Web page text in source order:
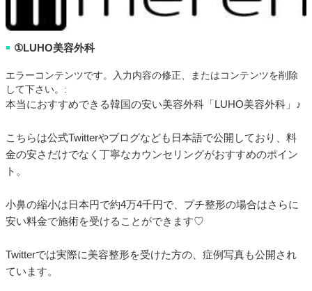
■ ①LUHO美容外科
エラーコンテンツです。入力内容の修正、またはコンテンツを削除
して下さい。:
本当におすすめできる韓国の安い美容外科「LUHO美容外科」♪
こちらは公式Twitterやブログなども日本語で公開しており、料
金の安さだけでなく丁寧なカウンセリングがおすすめのポイン
ト。
小鼻の縮小は日本円で約4万4千円で、プチ整形の場合はさらに
安い料金で施術を受けることができます♡
Twitterでは実際に美容整形を受けた方の、症例写真も公開され
ています。